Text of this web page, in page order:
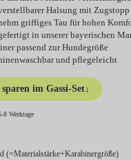
Halsung mit
griffiges Tau für hohen
in unserer bayerischen
passend zur Hundegröße
und pflegeleicht
im Gassi-Set↓
8 Werktage
(=Materialstärke+Karabinergröße)